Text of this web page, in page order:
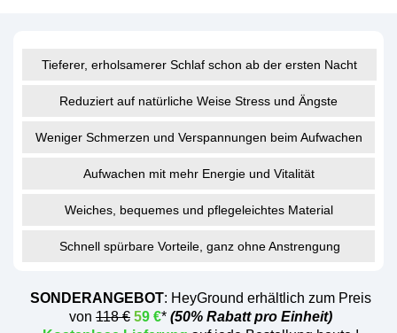
Tieferer, erholsamerer Schlaf schon ab der ersten Nacht
Reduziert auf natürliche Weise Stress und Ängste
Weniger Schmerzen und Verspannungen beim Aufwachen
Aufwachen mit mehr Energie und Vitalität
Weiches, bequemes und pflegeleichtes Material
Schnell spürbare Vorteile, ganz ohne Anstrengung
SONDERANGEBOT: HeyGround erhältlich zum Preis
von 118 € 59 €* (50% Rabatt pro Einheit)